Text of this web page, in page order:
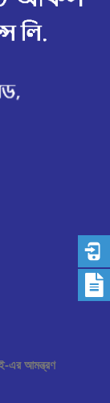
এর আমন্ত্রণ